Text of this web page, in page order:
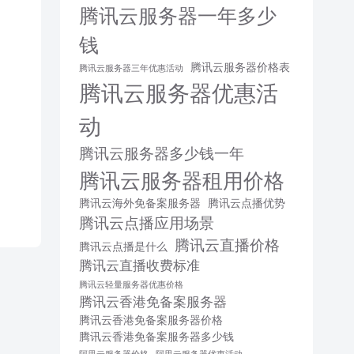
腾讯云服务器一年多少
钱
腾讯云服务器三年优惠活动 腾讯云服务器价格表
腾讯云服务器优惠活
动
腾讯云服务器多少钱一年
腾讯云服务器租用价格
腾讯云海外免备案服务器 腾讯云点播优势
腾讯云点播应用场景
腾讯云点播是什么 腾讯云直播价格
腾讯云直播收费标准
腾讯云轻量服务器优惠价格
腾讯云香港免备案服务器
腾讯云香港免备案服务器价格
腾讯云香港免备案服务器多少钱